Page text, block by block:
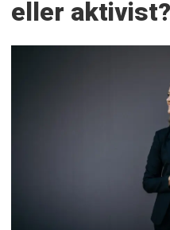
eller aktivist?